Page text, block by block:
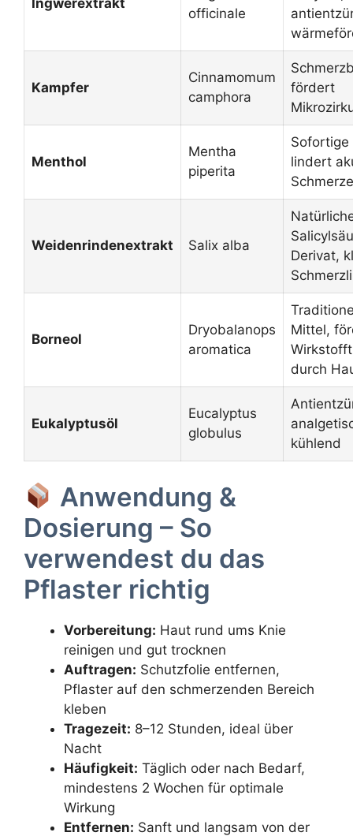
Ingwerextrakt
officinale
Kampfer
Cinnamomum
camphora
fördert
Menthol
Mentha
piperita
Sofortige
lindert
Weidenrindenextrakt Salix alba
Derivat,
Borneol
Dryobalanops
aromatica
Mittel,
durch
Eukalyptusöl
Eucalyptus
globulus
kühlend
Anwendung &
Dosierung – So
verwendest du das
Pflaster richtig
Vorbereitung: Haut rund ums Knie
reinigen und gut trocknen
Auftragen: Schutzfolie entfernen,
Pflaster auf den schmerzenden Bereich
kleben
Tragezeit: 8–12 Stunden, ideal über
Nacht
Häufigkeit: Täglich oder nach Bedarf,
mindestens 2 Wochen für optimale
Wirkung
Entfernen: Sanft und langsam von der